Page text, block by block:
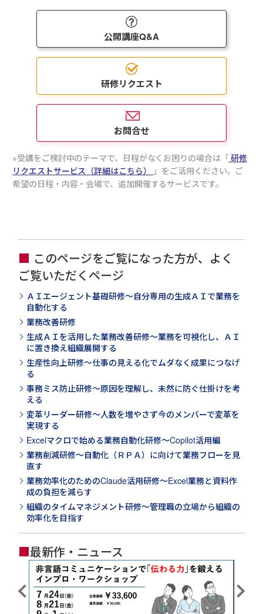
公開講座Q&A
研修リクエスト
お問合せ
受講をご検討中のテーマで、日程がなくお困りの場合は「研修
リクエストサービス（詳細はこちら）
」をご活用ください。ご
希望の日程・内容・会場で、追加開催するサービスです。
このページをご覧になった方が、よく
ご覧いただくページ
ＡＩエージェント基礎研修～自分専用の生成ＡＩで業務を
自動化する
業務改善研修
生成ＡＩを活用した業務改善研修～業務を可視化し、ＡＩ
に置き換え組織展開する
生産性向上研修～仕事の見える化でムダなく成果につなげ
る
事務ミス防止研修～原因を理解し、未然に防ぐ仕掛けを考
える
変革リーダー研修～人数を増やさず今のメンバーで変革を
実現する
Excelマクロで始める業務自動化研修～Copilot活用編
業務削減研修～自動化（ＲＰＡ）に向けて業務フローを見
直す
業務効率化のためのClaude活用研修～Excel業務と資料作
成の負担を減らす
組織のタイムマネジメント研修～管理職の立場から組織の
効率化を目指す
■最新作・ニュース